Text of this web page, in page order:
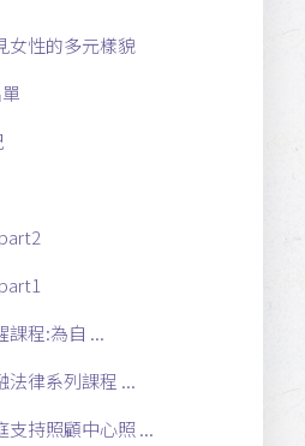
女性的多元樣貌
課程:為自 ...
法律系列課程 ...
支持照顧中心照 ...